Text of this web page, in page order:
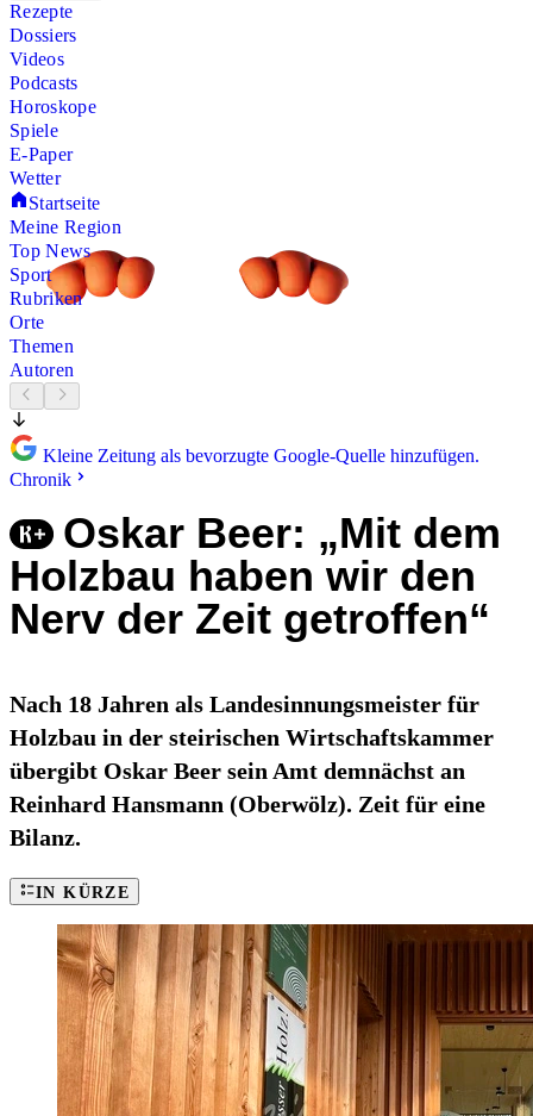
Rezepte
Dossiers
Videos
Podcasts
Horoskope
Spiele
E-Paper
Wetter
Startseite
Meine Region
Top News
Sport
Rubriken
Orte
Themen
Autoren
Kleine Zeitung als bevorzugte Google-Quelle hinzufügen.
Chronik
Oskar Beer: „Mit dem
Holzbau haben wir den
Nerv der Zeit getroffen“
Nach 18 Jahren als Landesinnungsmeister für
Holzbau in der steirischen Wirtschaftskammer
übergibt Oskar Beer sein Amt demnächst an
Reinhard Hansmann (Oberwölz). Zeit für eine
Bilanz.
IN KÜRZE